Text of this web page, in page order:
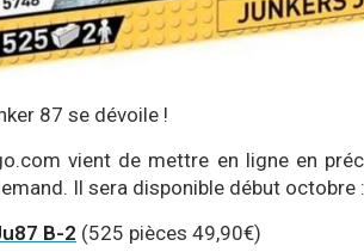
87 se dévoile !
vient de mettre en ligne en
Il sera disponible début octobre :
B-2 (525 pièces 49,90€)